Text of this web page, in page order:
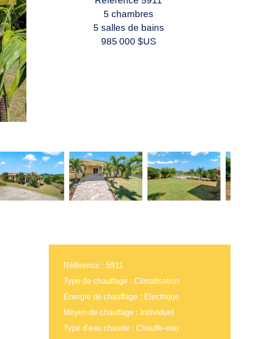
5 chambres
5 salles de bains
985 000 $US
Référence
5911
Type de chauffage
Climatisation
Énergie de chauffage
Electrique
Moyen de chauffage
Individuel
Type d'eau chaude
Chauffe-eau